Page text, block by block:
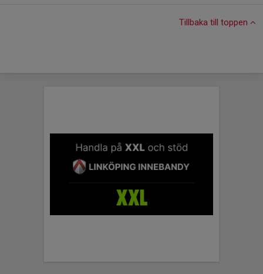
Tillbaka till toppen